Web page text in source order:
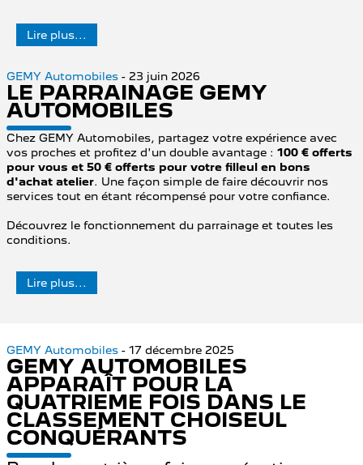
Lire plus...
GEMY Automobiles - 23 juin 2026
LE PARRAINAGE GEMY
AUTOMOBILES
Chez GEMY Automobiles, partagez votre expérience avec
vos proches et profitez d'un double avantage : 100 € offerts
pour vous et 50 € offerts pour votre filleul en bons
d'achat atelier. Une façon simple de faire découvrir nos
services tout en étant récompensé pour votre confiance.
Découvrez le fonctionnement du parrainage et toutes les
conditions.
Lire plus...
GEMY Automobiles - 17 décembre 2025
GEMY AUTOMOBILES
APPARAÎT POUR LA
QUATRIEME FOIS DANS LE
CLASSEMENT CHOISEUL
CONQUÉRANTS